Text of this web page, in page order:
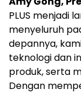
PLUS menjadi
menyeluruh
depannya,
teknologi dan
produk, serta
Dengan